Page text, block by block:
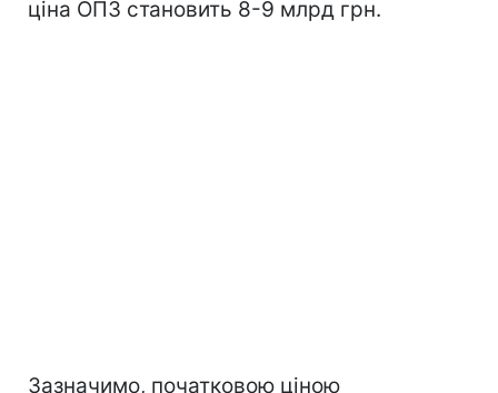
ціна ОПЗ становить 8-9 млрд грн.
Зазначимо, початковою ціною